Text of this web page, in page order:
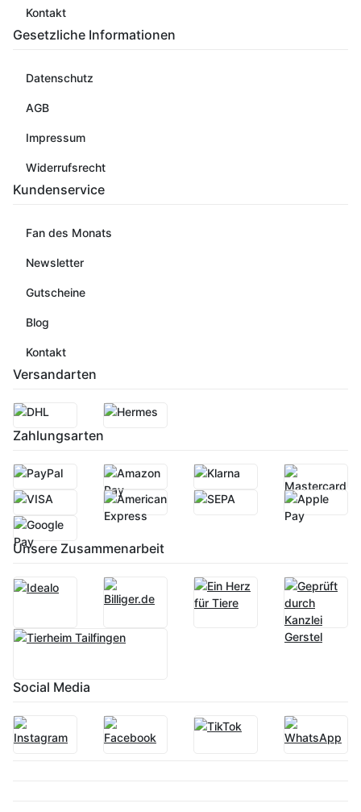
Kontakt
Gesetzliche Informationen
Datenschutz
AGB
Impressum
Widerrufsrecht
Kundenservice
Fan des Monats
Newsletter
Gutscheine
Blog
Kontakt
Versandarten
Zahlungsarten
Unsere Zusammenarbeit
Social Media